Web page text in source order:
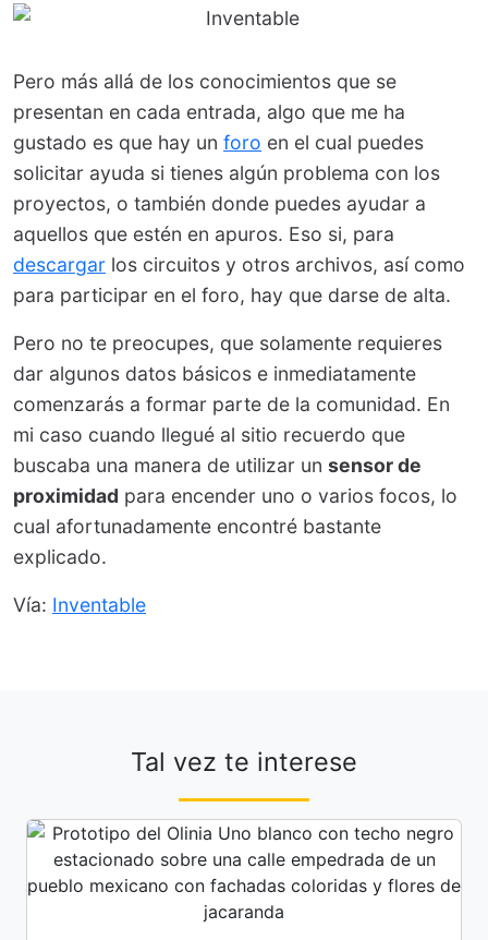
Pero más allá de los conocimientos que se
presentan en cada entrada, algo que me ha
gustado es que hay un foro en el cual puedes
solicitar ayuda si tienes algún problema con los
proyectos, o también donde puedes ayudar a
aquellos que estén en apuros. Eso si, para
descargar los circuitos y otros archivos, así como
para participar en el foro, hay que darse de alta.
Pero no te preocupes, que solamente requieres
dar algunos datos básicos e inmediatamente
comenzarás a formar parte de la comunidad. En
mi caso cuando llegué al sitio recuerdo que
buscaba una manera de utilizar un sensor de
proximidad para encender uno o varios focos, lo
cual afortunadamente encontré bastante
explicado.
Vía: Inventable
Tal vez te interese